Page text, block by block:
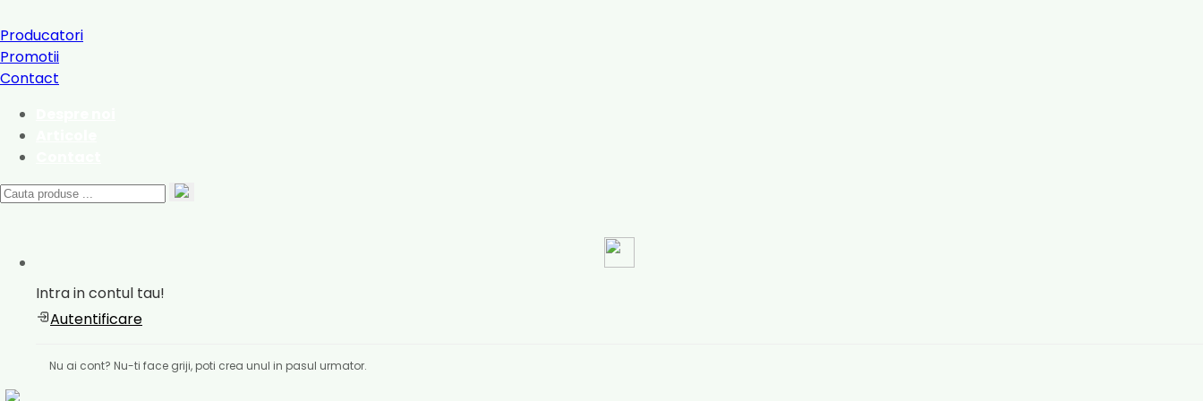
Producatori
Promotii
Contact
Intra in contul tau!
Autentificare
Nu ai cont? Nu-ti face griji, poti crea unul in pasul urmator.